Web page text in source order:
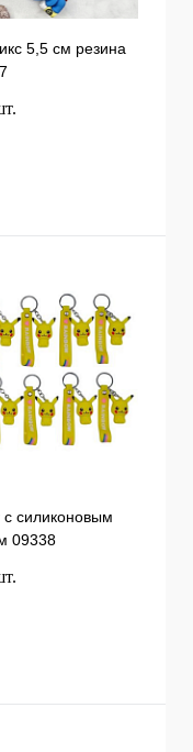
5,5 см резина
наличии
с силиконовым
09338